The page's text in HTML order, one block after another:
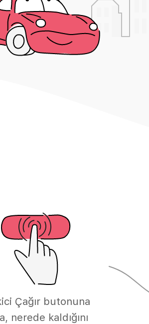
Çağır butonuna
nerede kaldığını